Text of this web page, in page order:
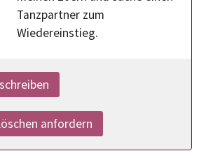
Tanzpartner zum
Wiedereinstieg.
anfordern